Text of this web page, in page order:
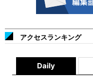
アクセスランキング
Daily